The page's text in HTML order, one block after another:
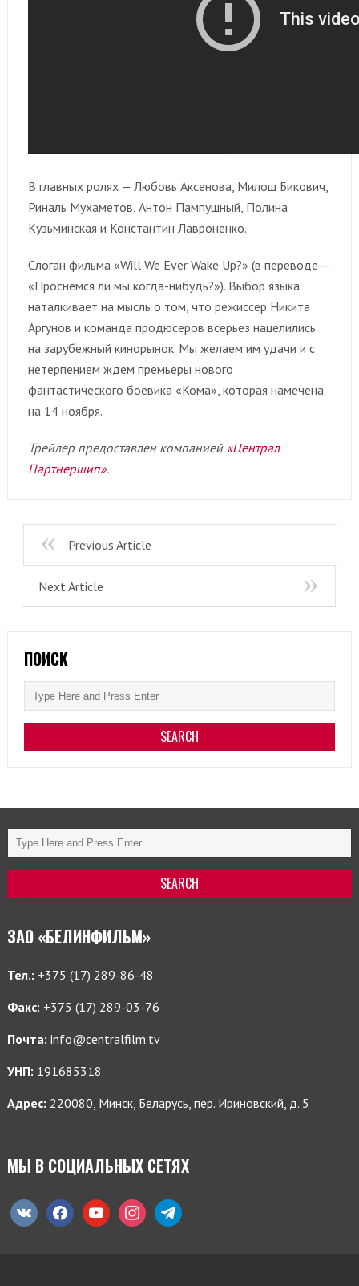
В главных ролях — Любовь Аксенова, Милош Бикович,
Риналь Мухаметов, Антон Пампушный, Полина
Кузьминская и Константин Лавроненко.
Слоган фильма «Will We Ever Wake Up?» (в переводе —
«Проснемся ли мы когда-нибудь?»). Выбор языка
наталкивает на мысль о том, что режиссер Никита
Аргунов и команда продюсеров всерьез нацелились
на зарубежный кинорынок. Мы желаем им удачи и с
нетерпением ждем премьеры нового
фантастического боевика «Кома», которая намечена
на 14 ноября.
Трейлер предоставлен компанией «Централ
Партнершип».
Previous Article
Next Article
ПОИСК
ЗАО «БЕЛИНФИЛЬМ»
Тел.: +375 (17) 289-86-48
Факс: +375 (17) 289-03-76
Почта: info@centralfilm.tv
УНП: 191685318
Адрес: 220080, Минск, Беларусь, пер. Ириновский, д. 5
МЫ В СОЦИАЛЬНЫХ СЕТЯХ
vkontaktefacebookyoutube instagramtelegram